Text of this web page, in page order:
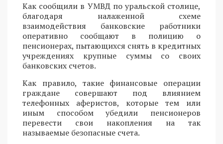
Как сообщили в УМВД по уральской столице,
благодаря налаженной схеме
взаимодействия банковские работники
оперативно сообщают в полицию о
пенсионерах, пытающихся снять в кредитных
учреждениях крупные суммы со своих
банковских счетов.
Как правило, такие финансовые операции
граждане совершают под влиянием
телефонных аферистов, которые тем или
иным способом убедили пенсионеров
перевести свои накопления на так
называемые безопасные счета.